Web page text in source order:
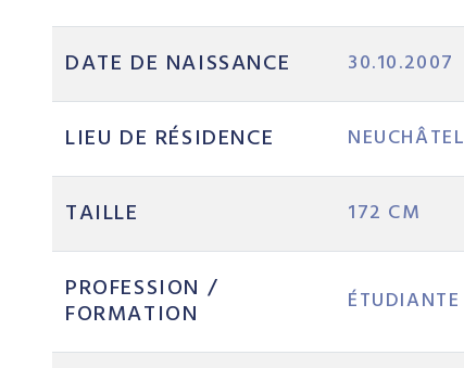
DATE DE NAISSANCE 30.10.2007
LIEU DE RÉSIDENCE NEUCHÂTEL
TAILLE 172 CM
PROFESSION /
FORMATION ÉTUDIANTE